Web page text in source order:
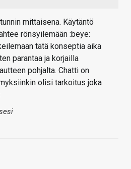
mittaisena. Käytäntö
rönsyilemään :beye:
tätä konseptia aika
parantaa ja korjailla
pohjalta. Chatti on
olisi tarkoitus joka